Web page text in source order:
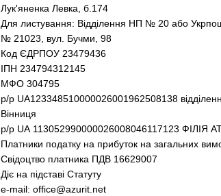
Лук'яненка Левка, б.174
Для листування: Відділення НП № 20 або
№ 21023, вул. Бучми, 98
Код ЄДРПОУ 23479436
IПH 234794312145
МФО 304795
р/р UA123348510000026001962508138
Вінниця
р/р UА 113052990000026008046117123 ФІЛІЯ
Платники податку на прибуток на загальних
Свідоцтво платника ПДВ 16629007
Діє на підставі Статуту
e-mail: office@azurit.net